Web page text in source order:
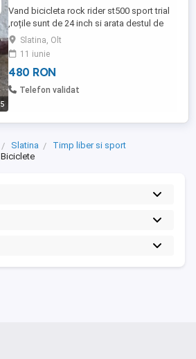
5
Vand bicicleta rock rider st500 sport trial
,roțile sunt de 24 inch si arata destul de
bineSlatina, Olt
11 iunie
480 RON
Telefon validat
Slatina
Timp liber si sport
Biciclete